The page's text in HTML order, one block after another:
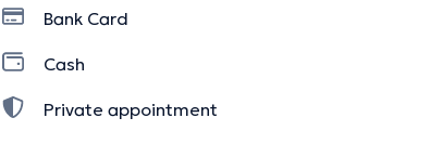
Bank Card
Cash
Private appointment